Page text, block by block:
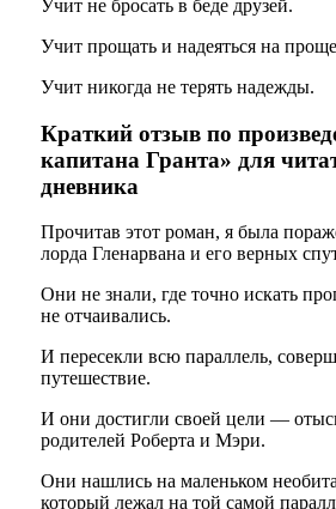
Учит не бросать в беде друзей.
Учит прощать и надеяться на
Учит никогда не терять надежды.
Краткий отзыв по
капитана Гранта» для
дневника
Прочитав этот роман, я была
лорда Гленарвана и его верных
Они не знали, где точно искать
не отчаивались.
И пересекли всю параллель,
путешествие.
И они достигли своей цели —
родителей Роберта и Мэри.
Они нашлись на маленьком
который лежал на той самой